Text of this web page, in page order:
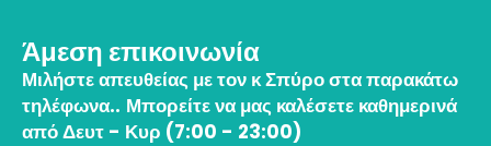
Άμεση επικοινωνία
Μιλήστε απευθείας με τον κ Σπύρο στα παρακάτω
τηλέφωνα.. Μπορείτε να μας καλέσετε καθημερινά
από Δευτ - Κυρ (7:00 - 23:00)